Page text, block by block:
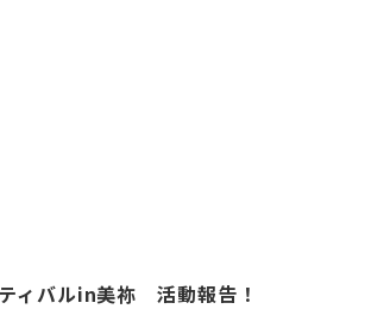
ィバルin美祢 活動報告！